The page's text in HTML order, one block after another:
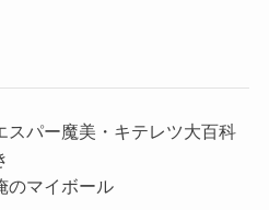
スパー魔美・キテレツ大百科
のマイボール